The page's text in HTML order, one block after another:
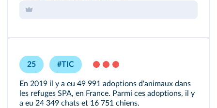
25 #TIC
En 2019 il y a eu 49 991 adoptions d'animaux dans
les refuges SPA, en France. Parmi ces adoptions, il y
a eu 24 349 chats et 16 751 chiens.